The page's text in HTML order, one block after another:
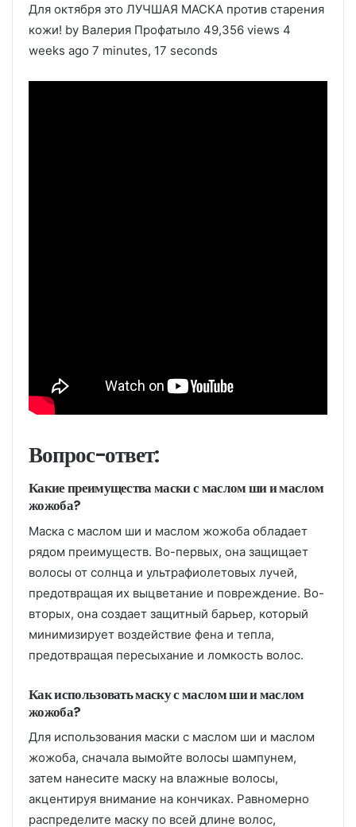
Для октября это ЛУЧШАЯ МАСКА против старения
кожи! by Валерия Профатыло 49,356 views 4
weeks ago 7 minutes, 17 seconds
Вопрос-ответ:
Какие преимущества маски с маслом ши и маслом
жожоба?
Маска с маслом ши и маслом жожоба обладает
рядом преимуществ. Во-первых, она защищает
волосы от солнца и ультрафиолетовых лучей,
предотвращая их выцветание и повреждение. Во-
вторых, она создает защитный барьер, который
минимизирует воздействие фена и тепла,
предотвращая пересыхание и ломкость волос.
Как использовать маску с маслом ши и маслом
жожоба?
Для использования маски с маслом ши и маслом
жожоба, сначала вымойте волосы шампунем,
затем нанесите маску на влажные волосы,
акцентируя внимание на кончиках. Равномерно
распределите маску по всей длине волос,